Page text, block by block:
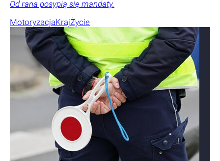
Od rana posypią się mandaty.
MotoryzacjaKrajŻycie